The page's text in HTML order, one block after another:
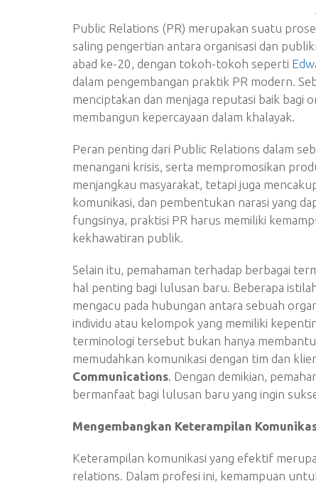
Public Relations (PR) merupakan suatu
saling pengertian antara organisasi dan
abad ke-20, dengan tokoh-tokoh seperti
dalam pengembangan praktik PR modern.
menciptakan dan menjaga reputasi baik bagi
membangun kepercayaan dalam khalayak.
Peran penting dari Public Relations dalam
menangani krisis, serta mempromosikan
menjangkau masyarakat, tetapi juga
komunikasi, dan pembentukan narasi yang
fungsinya, praktisi PR harus memiliki
kekhawatiran publik.
Selain itu, pemahaman terhadap berbagai
hal penting bagi lulusan baru. Beberapa
mengacu pada hubungan antara sebuah
individu atau kelompok yang memiliki
terminologi tersebut bukan hanya
memudahkan komunikasi dengan tim dan
Communications. Dengan demikian,
bermanfaat bagi lulusan baru yang ingin
Mengembangkan Keterampilan
Keterampilan komunikasi yang efektif
relations. Dalam profesi ini, kemampuan